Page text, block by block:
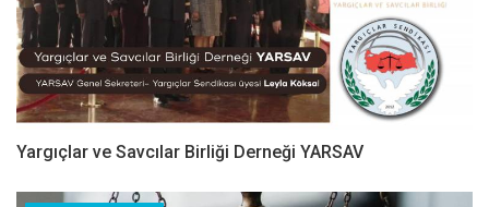
Yargıçlar ve Savcılar Birliği Derneği YARSAV